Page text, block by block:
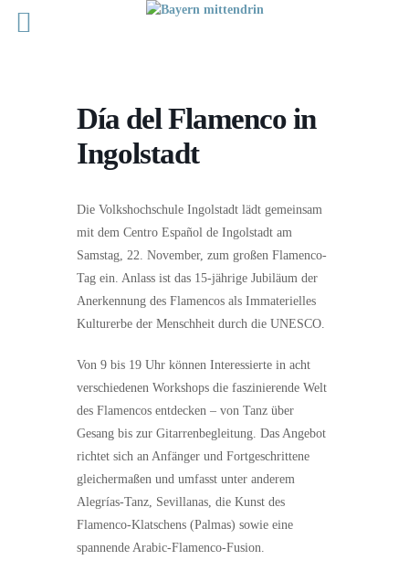
Día del Flamenco in
Ingolstadt
Die Volkshochschule Ingolstadt lädt gemeinsam
mit dem Centro Español de Ingolstadt am
Samstag, 22. November, zum großen Flamenco-
Tag ein. Anlass ist das 15-jährige Jubiläum der
Anerkennung des Flamencos als Immaterielles
Kulturerbe der Menschheit durch die UNESCO.
Von 9 bis 19 Uhr können Interessierte in acht
verschiedenen Workshops die faszinierende Welt
des Flamencos entdecken – von Tanz über
Gesang bis zur Gitarrenbegleitung. Das Angebot
richtet sich an Anfänger und Fortgeschrittene
gleichermaßen und umfasst unter anderem
Alegrías-Tanz, Sevillanas, die Kunst des
Flamenco-Klatschens (Palmas) sowie eine
spannende Arabic-Flamenco-Fusion.